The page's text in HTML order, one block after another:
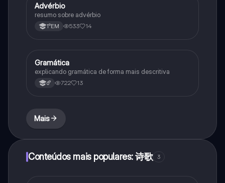
Português
Advérbio
resumo sobre advérbio
1°EM 533 14
Português
Gramática
explicando gramática de forma mais descritiva
6° 722 13
Mais
Conteúdos mais populares: 诗歌 3